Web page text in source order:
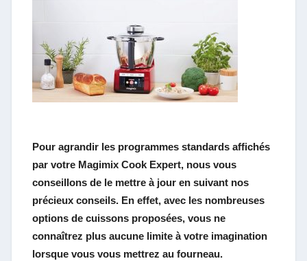
Pour agrandir les programmes standards affichés
par votre Magimix Cook Expert, nous vous
conseillons de le mettre à jour en suivant nos
précieux conseils. En effet, avec les nombreuses
options de cuissons proposées, vous ne
connaîtrez plus aucune limite à votre imagination
lorsque vous vous mettrez au fourneau.